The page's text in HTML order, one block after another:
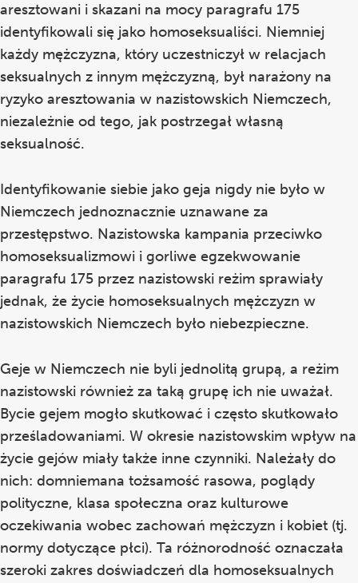
aresztowani i skazani na mocy paragrafu 175
identyfikowali się jako homoseksualiści. Niemniej
każdy mężczyzna, który uczestniczył w relacjach
seksualnych z innym mężczyzną, był narażony na
ryzyko aresztowania w nazistowskich Niemczech,
niezależnie od tego, jak postrzegał własną
seksualność.
Identyfikowanie siebie jako geja nigdy nie było w
Niemczech jednoznacznie uznawane za
przestępstwo. Nazistowska kampania przeciwko
homoseksualizmowi i gorliwe egzekwowanie
paragrafu 175 przez nazistowski reżim sprawiały
jednak, że życie homoseksualnych mężczyzn w
nazistowskich Niemczech było niebezpieczne.
Geje w Niemczech nie byli jednolitą grupą, a reżim
nazistowski również za taką grupę ich nie uważał.
Bycie gejem mogło skutkować i często skutkowało
prześladowaniami. W okresie nazistowskim wpływ na
życie gejów miały także inne czynniki. Należały do
nich: domniemana tożsamość rasowa, poglądy
polityczne, klasa społeczna oraz kulturowe
oczekiwania wobec zachowań mężczyzn i kobiet (tj.
normy dotyczące płci). Ta różnorodność oznaczała
szeroki zakres doświadczeń dla homoseksualnych